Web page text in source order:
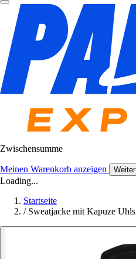
Zwischensumme
Meinen Warenkorb anzeigen
Loading...
Startseite
/ Sweatjacke mit Kapuze